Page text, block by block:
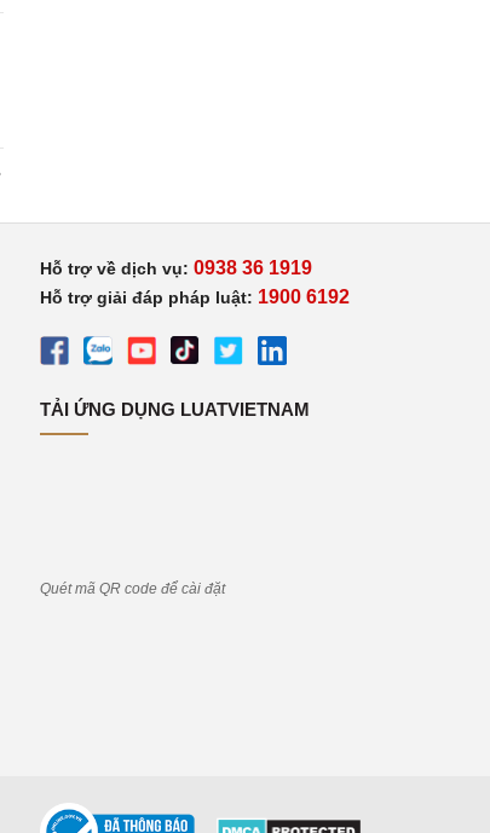
Hỗ trợ về dịch vụ: 0938 36 1919
Hỗ trợ giải đáp pháp luật: 1900 6192
TẢI ỨNG DỤNG LUATVIETNAM
Quét mã QR code để cài đặt